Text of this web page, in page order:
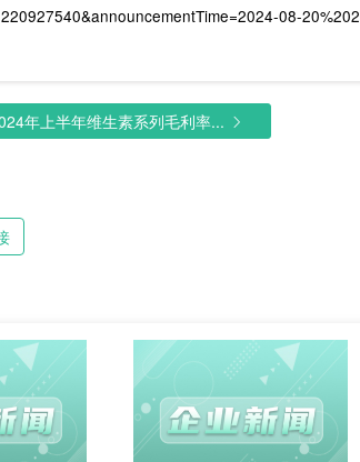
08-20%202
年上半年维生素系列毛利率...